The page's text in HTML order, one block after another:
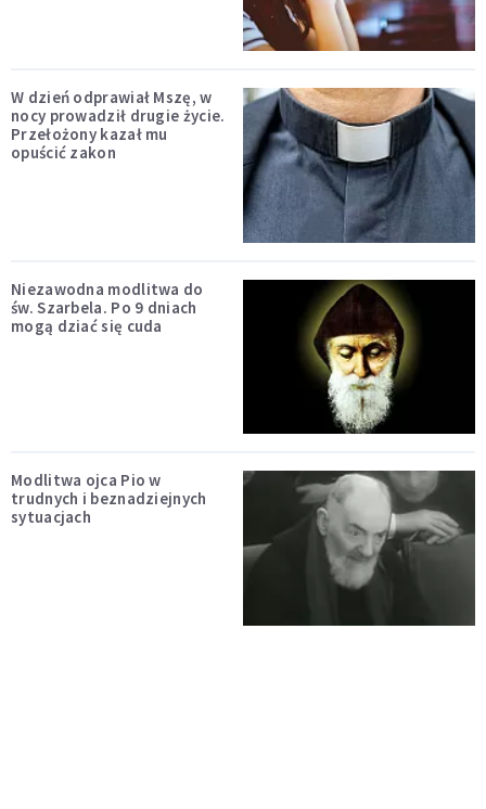
W dzień odprawiał Mszę, w
nocy prowadził drugie życie.
Przełożony kazał mu
opuścić zakon
Niezawodna modlitwa do
św. Szarbela. Po 9 dniach
mogą dziać się cuda
Modlitwa ojca Pio w
trudnych i beznadziejnych
sytuacjach